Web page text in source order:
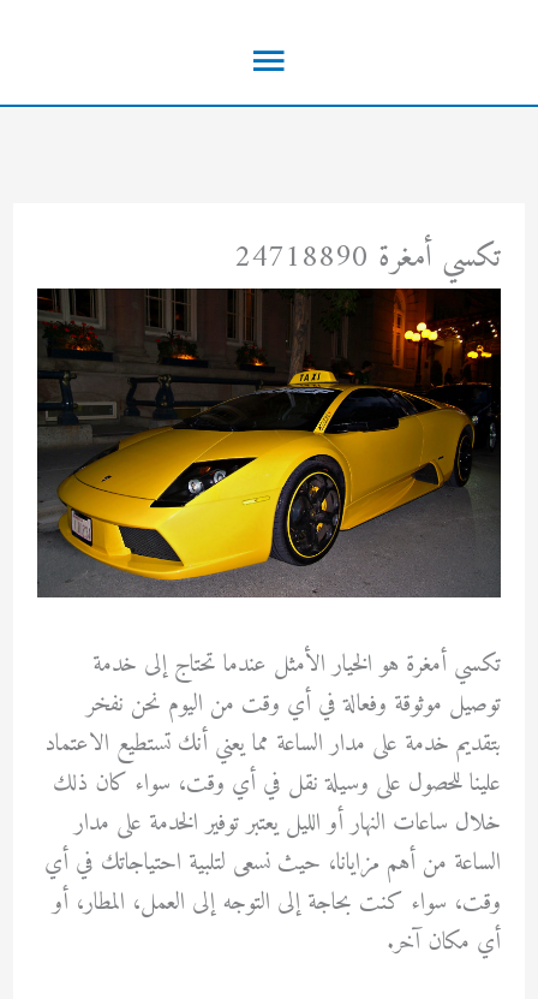
المحتوى
القائمة
الرئيسية
تكسي أمغرة 24718890
تكسي أمغرة هو الخيار الأمثل عندما تحتاج إلى خدمة
توصيل موثوقة وفعالة في أي وقت من اليوم نحن نفخر
بتقديم خدمة على مدار الساعة مما يعني أنك تستطيع الاعتماد
علينا للحصول على وسيلة نقل في أي وقت، سواء كان ذلك
خلال ساعات النهار أو الليل يعتبر توفير الخدمة على مدار
الساعة من أهم مزايانا، حيث نسعى لتلبية احتياجاتك في أي
وقت، سواء كنت بحاجة إلى التوجه إلى العمل، المطار، أو
أي مكان آخر.